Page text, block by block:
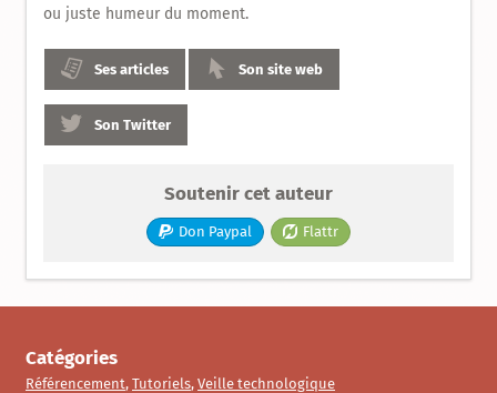
ou juste humeur du moment.
Ses articles Son site web
Son Twitter
Soutenir cet auteur
Don Paypal Flattr
Catégories
Référencement, Tutoriels, Veille technologique